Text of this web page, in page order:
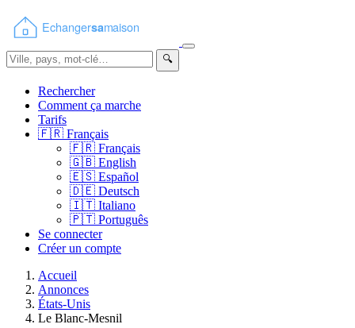
🔍
Rechercher
Comment ça marche
Tarifs
🇫🇷 Français
🇫🇷 Français
🇬🇧 English
🇪🇸 Español
🇩🇪 Deutsch
🇮🇹 Italiano
🇵🇹 Português
Se connecter
Créer un compte
Accueil
Annonces
États-Unis
Le Blanc-Mesnil